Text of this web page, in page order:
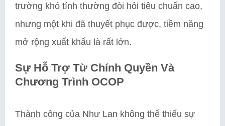
trường khó tính thường đòi hỏi tiêu chuẩn cao,
nhưng một khi đã thuyết phục được, tiềm năng
mở rộng xuất khẩu là rất lớn.
Sự Hỗ Trợ Từ Chính Quyền Và
Chương Trình OCOP
Thành công của Như Lan không thể thiếu sự